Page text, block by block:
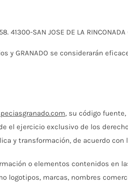
41300-SAN JOSE DE LA
y GRANADO se considerarán
, su código
el ejercicio exclusivo de los
y transformación, de acuerdo
o elementos contenidos
logotipos, marcas, nombres